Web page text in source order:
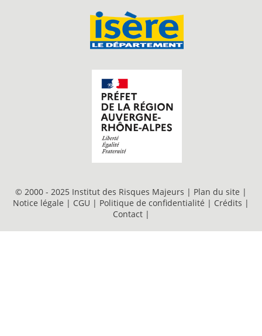
© 2000 - 2025 Institut des Risques Majeurs | Plan du site |
Notice légale | CGU | Politique de confidentialité | Crédits |
Contact |